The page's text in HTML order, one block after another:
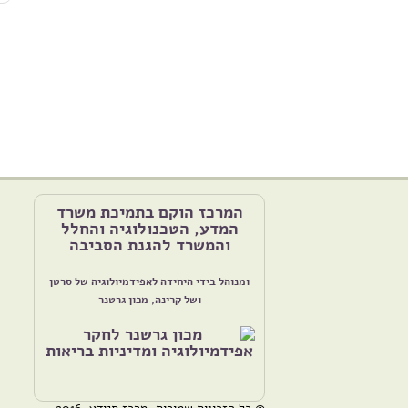
המרכז הוקם בתמיכת משרד
המדע, הטכנולוגיה והחלל
והמשרד להגנת הסביבה
ומנוהל בידי היחידה לאפידמיולוגיה של סרטן
ושל קרינה, מכון גרטנר